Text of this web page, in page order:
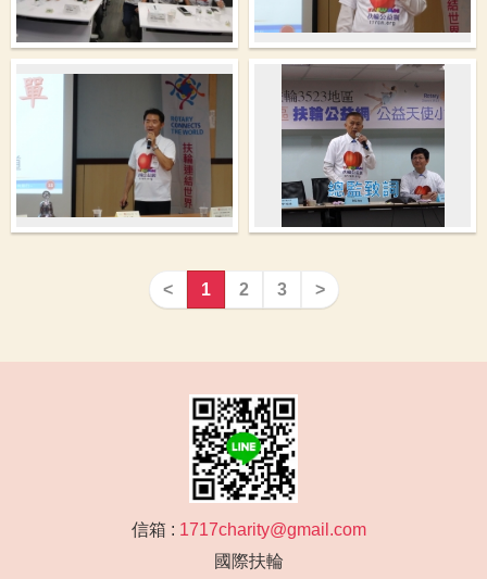
< 1 2 3 >
信箱 : 1717charity@gmail.com
國際扶輪